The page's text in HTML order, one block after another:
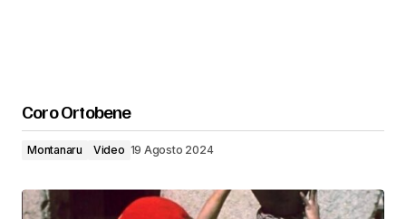
Coro Ortobene
Montanaru Video 19 Agosto 2024